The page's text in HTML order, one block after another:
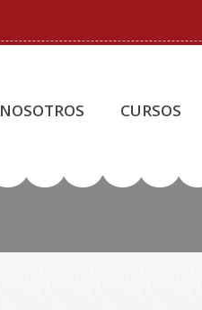
NOSOTROS CURSOS